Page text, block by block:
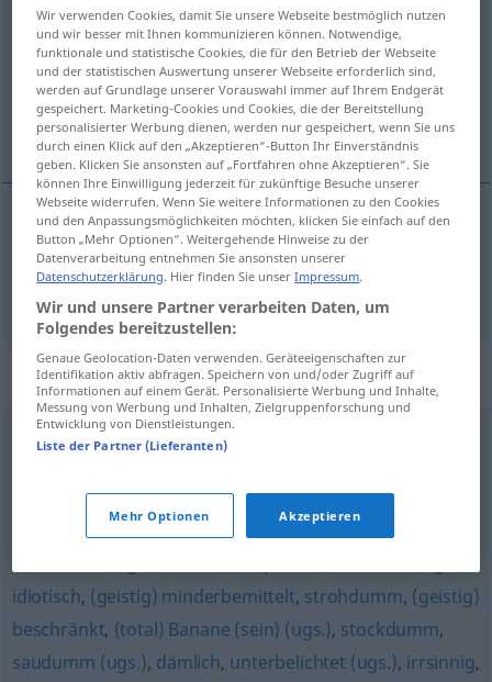
doof UMG
Übersicht aller Übersetzungen
(Für mehr Details die Übersetzung anklicken/antippen)
pitomý, nudný
pitomý doof
nudný doof langweilig
Synonyme für "doof"
ätzend (ugs.),Kacke (derb)
bescheuert (derb) ,beschränkt (ugs.) ,dümmlich
idiotisch, (geistig) minderbemittelt, strohdumm, (geistig)
beschränkt, (total) Banane (sein) (ugs.), stockdumm,
saudumm (ugs.), dämlich, unterbelichtet (ugs.), irrsinnig,
Wir verwenden Cookies, damit Sie unsere Webseite bestmöglich nutzen
und wir besser mit Ihnen kommunizieren können. Notwendige,
funktionale und statistische Cookies, die für den Betrieb der Webseite
und der statistischen Auswertung unserer Webseite erforderlich sind,
werden auf Grundlage unserer Vorauswahl immer auf Ihrem Endgerät
gespeichert. Marketing-Cookies und Cookies, die der Bereitstellung
personalisierter Werbung dienen, werden nur gespeichert, wenn Sie uns
durch einen Klick auf den „Akzeptieren“-Button Ihr Einverständnis
geben. Klicken Sie ansonsten auf „Fortfahren ohne Akzeptieren“. Sie
können Ihre Einwilligung jederzeit für zukünftige Besuche unserer
Webseite widerrufen. Wenn Sie weitere Informationen zu den Cookies
und den Anpassungsmöglichkeiten möchten, klicken Sie einfach auf den
Button „Mehr Optionen“. Weitergehende Hinweise zu der
Datenverarbeitung entnehmen Sie ansonsten unserer
Datenschutzerklärung. Hier finden Sie unserImpressum.
Wir und unsere Partner verarbeiten Daten, um
Folgendes bereitzustellen:
Genaue Geolocation-Daten verwenden. Geräteeigenschaften zur
Identifikation aktiv abfragen. Speichern von und/oder Zugriff auf
Informationen auf einem Gerät. Personalisierte Werbung und Inhalte,
Messung von Werbung und Inhalten, Zielgruppenforschung und
Entwicklung von Dienstleistungen.
Liste der Partner (Lieferanten)
Mehr Optionen Akzeptieren